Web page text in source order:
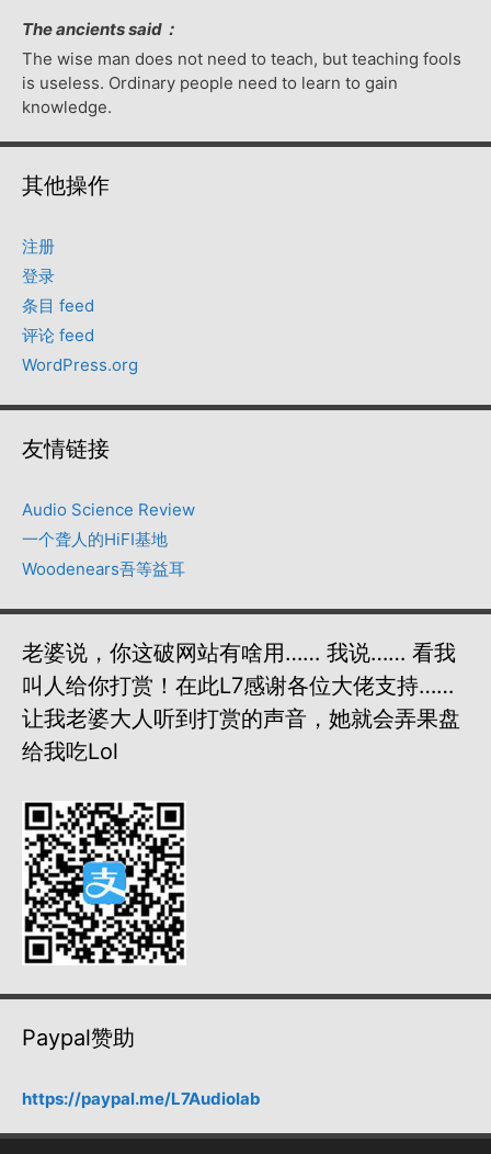
The ancients said：
The wise man does not need to teach, but teaching fools
is useless. Ordinary people need to learn to gain
knowledge.
其他操作
注册
登录
条目 feed
评论 feed
WordPress.org
友情链接
Audio Science Review
一个聋人的HiFI基地
Woodenears吾等益耳
老婆说，你这破网站有啥用…… 我说…… 看我
叫人给你打赏！在此L7感谢各位大佬支持……
让我老婆大人听到打赏的声音，她就会弄果盘
给我吃lol
Paypal赞助
https://paypal.me/L7Audiolab